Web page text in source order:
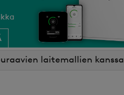
laitemallien kanssa